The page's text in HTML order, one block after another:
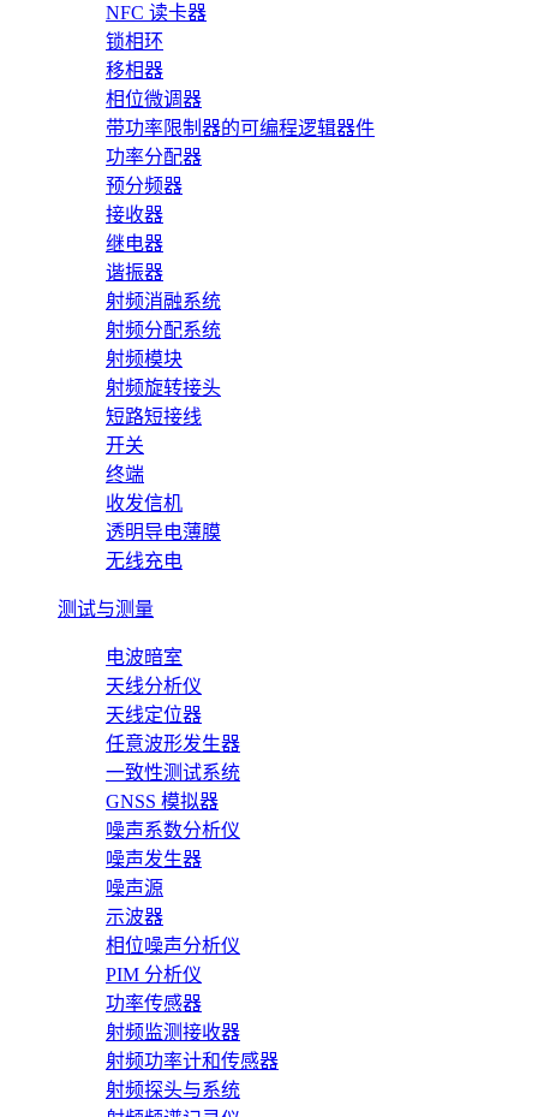
NFC 读卡器
锁相环
移相器
相位微调器
带功率限制器的可编程逻辑器件
功率分配器
预分频器
接收器
继电器
谐振器
射频消融系统
射频分配系统
射频模块
射频旋转接头
短路短接线
开关
终端
收发信机
透明导电薄膜
无线充电
测试与测量
电波暗室
天线分析仪
天线定位器
任意波形发生器
一致性测试系统
GNSS 模拟器
噪声系数分析仪
噪声发生器
噪声源
示波器
相位噪声分析仪
PIM 分析仪
功率传感器
射频监测接收器
射频功率计和传感器
射频探头与系统